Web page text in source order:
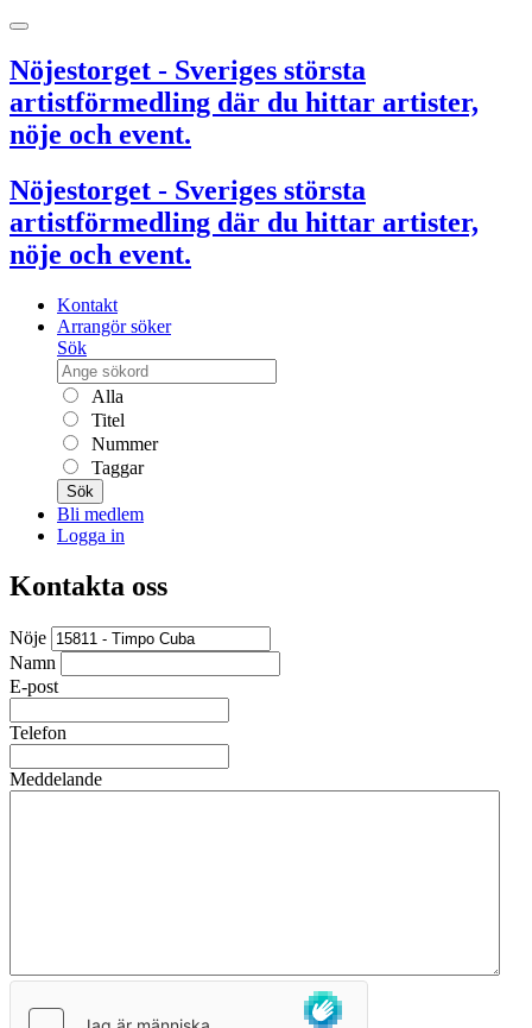
Nöjestorget - Sveriges största
artistförmedling där du hittar artister,
nöje och event.
Nöjestorget - Sveriges största
artistförmedling där du hittar artister,
nöje och event.
Kontakt
Arrangör söker
Sök
Alla
Titel
Nummer
Taggar
Sök
Bli medlem
Logga in
Kontakta oss
Nöje
Namn
E-post
Telefon
Meddelande